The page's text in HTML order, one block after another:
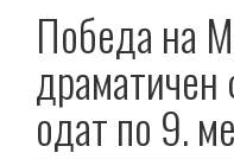
Победа на
oдат по 9.